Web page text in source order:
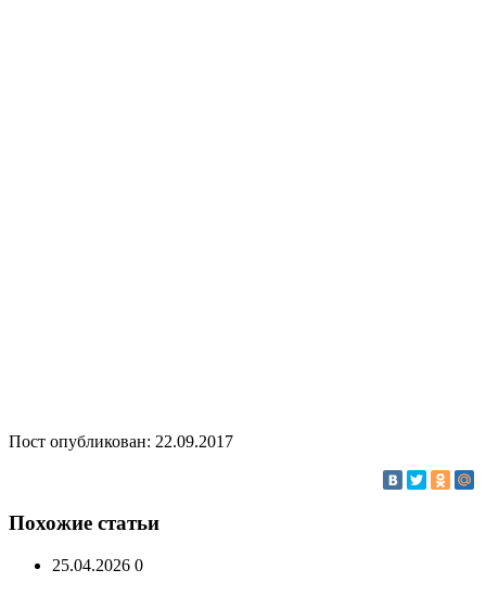
Пост опубликован: 22.09.2017
Похожие статьи
25.04.2026 0